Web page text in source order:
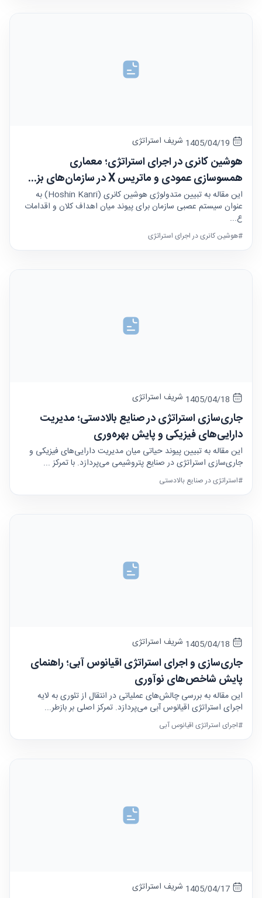
شریف استراتژی
هوشین کانری در اجرای استراتژی؛ معماری
همسوسازی عمودی و ماتریس X در سازمان‌های بز...
این مقاله به تبیین متدولوژی هوشین کانری (Hoshin Kanri) به
عنوان سیستم عصبی سازمان برای پیوند میان اهداف کلان و اقدامات
ع...
#هوشین کانری در اجرای استراتژی
شریف استراتژی
جاری‌سازی استراتژی در صنایع بالادستی؛ مدیریت
دارایی‌های فیزیکی و پایش بهره‌وری
این مقاله به تبیین پیوند حیاتی میان مدیریت دارایی‌های فیزیکی و
جاری‌سازی استراتژی در صنایع پتروشیمی می‌پردازد. با تمرکز ...
#استراتژی در صنایع بالادستی
شریف استراتژی
جاری‌سازی و اجرای استراتژی اقیانوس آبی؛ راهنمای
پایش شاخص‌های نوآوری
این مقاله به بررسی چالش‌های عملیاتی در انتقال از تئوری به لایه
اجرای استراتژی اقیانوس آبی می‌پردازد. تمرکز اصلی بر بازطر...
#اجرای استراتژی اقیانوس آبی
شریف استراتژی